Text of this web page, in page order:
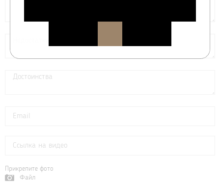
Прикрепите фото
Файл